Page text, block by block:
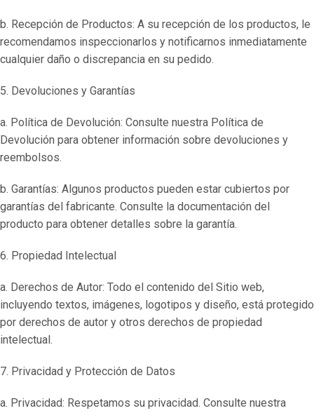
b. Recepción de Productos: A su recepción de los productos, le
recomendamos inspeccionarlos y notificarnos inmediatamente
cualquier daño o discrepancia en su pedido.
5. Devoluciones y Garantías
a. Política de Devolución: Consulte nuestra Política de
Devolución para obtener información sobre devoluciones y
reembolsos.
b. Garantías: Algunos productos pueden estar cubiertos por
garantías del fabricante. Consulte la documentación del
producto para obtener detalles sobre la garantía.
6. Propiedad Intelectual
a. Derechos de Autor: Todo el contenido del Sitio web,
incluyendo textos, imágenes, logotipos y diseño, está protegido
por derechos de autor y otros derechos de propiedad
intelectual.
7. Privacidad y Protección de Datos
a. Privacidad: Respetamos su privacidad. Consulte nuestra